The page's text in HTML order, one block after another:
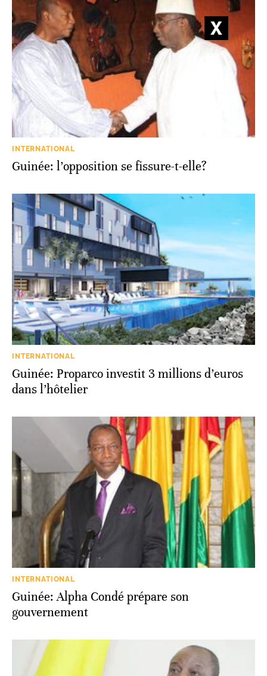
INTERNATIONAL
Guinée: l’opposition se fissure-t-elle?
INTERNATIONAL
Guinée: Proparco investit 3 millions d’euros
dans l’hôtelier
INTERNATIONAL
Guinée: Alpha Condé prépare son
gouvernement